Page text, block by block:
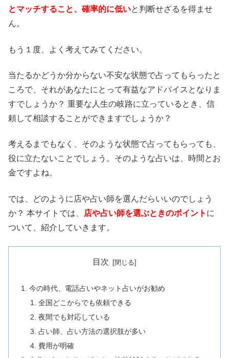
とマッチすること、確率的に低いと判断せざるを得ませ
ん。
もう１度、よく考えてみてください。
当たるかどうか分からない不安な状態で占ってもらったと
ころで、それがあなたにとって有益なアドバイスとなりま
すでしょうか？ 重要な人生の岐路に立っているとき、信
頼して相談することができますでしょうか？
考えるまでもなく、そのような状態で占ってもらっても、
役に立たないことでしょう。そのような占いは、時間とお
金ですよね。
では、どのように店や占い師を選んだらいいのでしょう
か？ 本サイトでは、
店や占い師を選ぶときのポイント に
ついて、紹介していきます。
目次
今の時代、電話占いやネット占いがお勧め
全国どこからでも依頼できる
夜間でも対応している
占い師、占い方法の選択肢が多い
費用が明確